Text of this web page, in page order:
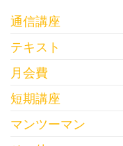
通信講座
テキスト
月会費
短期講座
マンツーマン